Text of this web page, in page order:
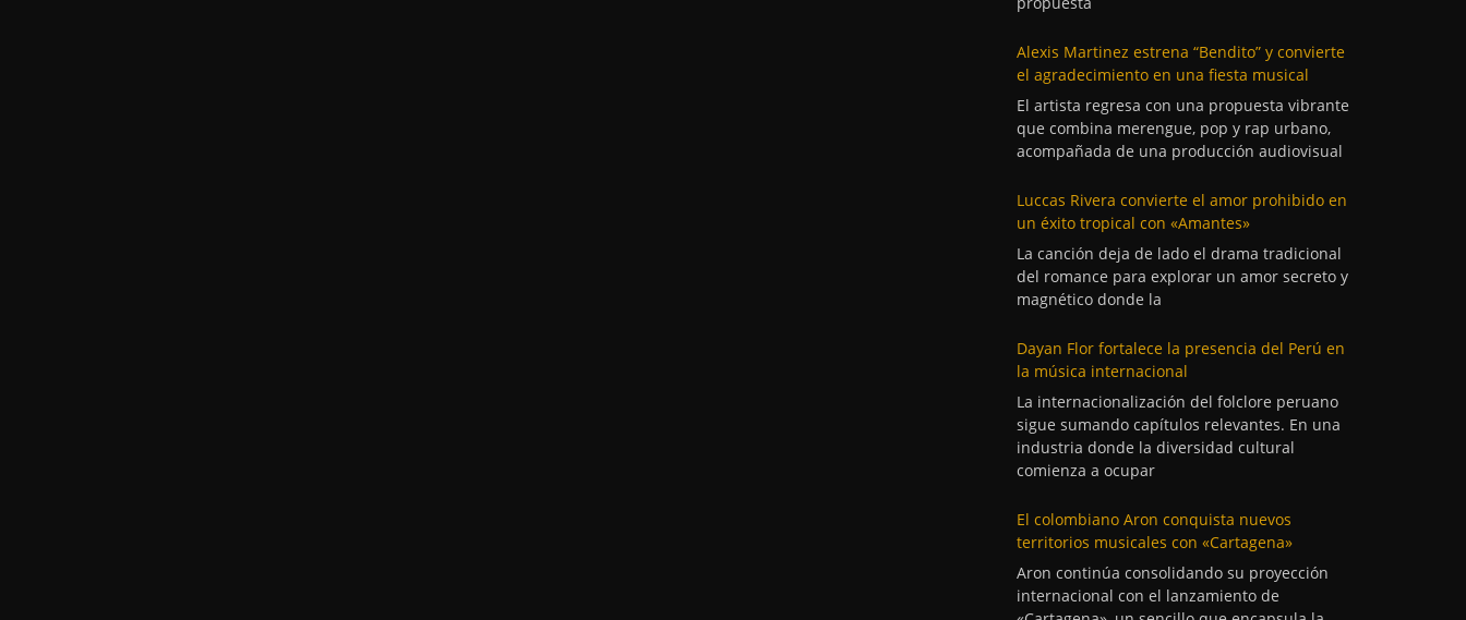
Alexis Martinez estrena “Bendito” y convierte
el agradecimiento en una fiesta musical
El artista regresa con una propuesta vibrante
que combina merengue, pop y rap urbano,
acompañada de una producción audiovisual
Luccas Rivera convierte el amor prohibido en
un éxito tropical con «Amantes»
La canción deja de lado el drama tradicional
del romance para explorar un amor secreto y
magnético donde la
Dayan Flor fortalece la presencia del Perú en
la música internacional
La internacionalización del folclore peruano
sigue sumando capítulos relevantes. En una
industria donde la diversidad cultural
comienza a ocupar
El colombiano Aron conquista nuevos
territorios musicales con «Cartagena»
Aron continúa consolidando su proyección
internacional con el lanzamiento de